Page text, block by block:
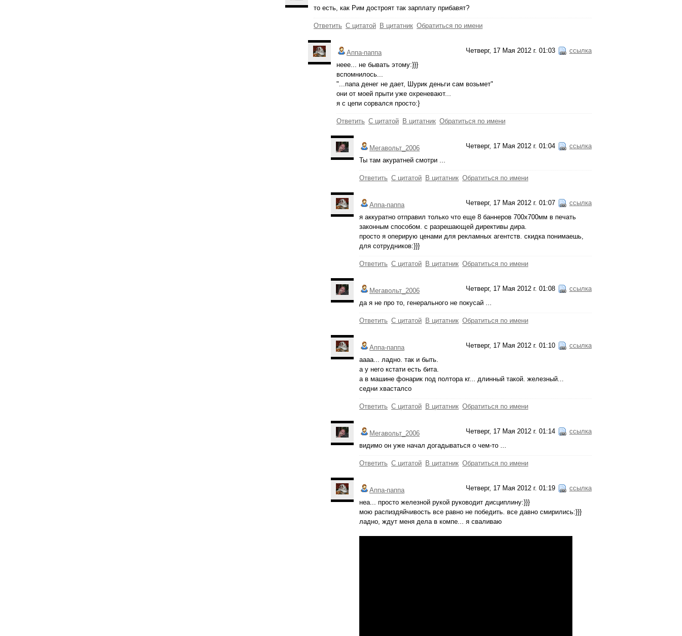
то есть, как Рим достроят так зарплату прибавят?
Ответить С цитатой В цитатник Обратиться по имени
Четверг, 17 Мая 2012 г. 01:03 ссылка
Аппа-паппа
неее... не бывать этому:}}}
вспомнилось...
"...папа денег не дает, Шурик деньги сам возьмет"
они от моей прыти уже охреневают...
я с цепи сорвался просто:}
Ответить С цитатой В цитатник Обратиться по имени
Четверг, 17 Мая 2012 г. 01:04 ссылка
Мегавольт_2006
Ты там акуратней смотри ...
Ответить С цитатой В цитатник Обратиться по имени
Четверг, 17 Мая 2012 г. 01:07 ссылка
Аппа-паппа
я аккуратно отправил только что еще 8 баннеров 700х700мм в печать
законным способом. с разрешающей директивы дира.
просто я оперирую ценами для рекламных агентств. скидка понимаешь,
для сотрудников:}}}
Ответить С цитатой В цитатник Обратиться по имени
Четверг, 17 Мая 2012 г. 01:08 ссылка
Мегавольт_2006
да я не про то, генерального не покусай ...
Ответить С цитатой В цитатник Обратиться по имени
Четверг, 17 Мая 2012 г. 01:10 ссылка
Аппа-паппа
аааа... ладно. так и быть.
а у него кстати есть бита.
а в машине фонарик под полтора кг... длинный такой. железный...
седни хвасталсо
Ответить С цитатой В цитатник Обратиться по имени
Четверг, 17 Мая 2012 г. 01:14 ссылка
Мегавольт_2006
видимо он уже начал догадываться о чем-то ...
Ответить С цитатой В цитатник Обратиться по имени
Четверг, 17 Мая 2012 г. 01:19 ссылка
Аппа-паппа
неа... просто железной рукой руководит дисциплину:}}}
мою распиздяйчивость все равно не победить. все давно смирились:}}}
ладно, ждут меня дела в компе... я сваливаю